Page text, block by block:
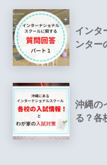
インタ
ンター
沖縄の
る？各